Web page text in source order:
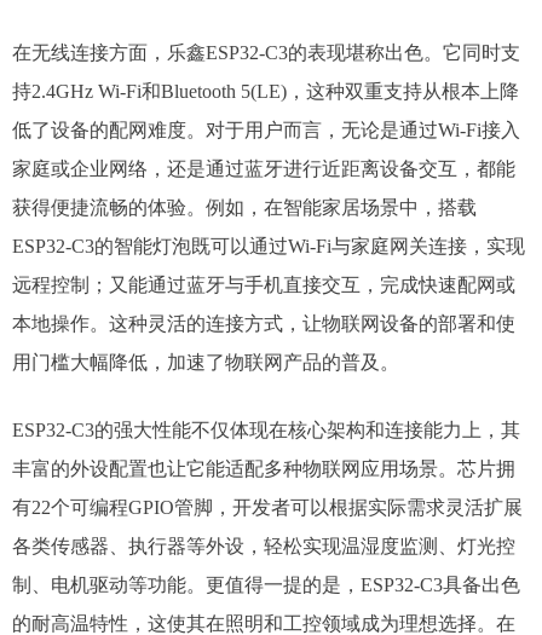
在无线连接方面，乐鑫ESP32-C3的表现堪称出色。它同时支
持2.4GHz Wi-Fi和Bluetooth 5(LE)，这种双重支持从根本上降
低了设备的配网难度。对于用户而言，无论是通过Wi-Fi接入
家庭或企业网络，还是通过蓝牙进行近距离设备交互，都能
获得便捷流畅的体验。例如，在智能家居场景中，搭载
ESP32-C3的智能灯泡既可以通过Wi-Fi与家庭网关连接，实现
远程控制；又能通过蓝牙与手机直接交互，完成快速配网或
本地操作。这种灵活的连接方式，让物联网设备的部署和使
用门槛大幅降低，加速了物联网产品的普及。
ESP32-C3的强大性能不仅体现在核心架构和连接能力上，其
丰富的外设配置也让它能适配多种物联网应用场景。芯片拥
有22个可编程GPIO管脚，开发者可以根据实际需求灵活扩展
各类传感器、执行器等外设，轻松实现温湿度监测、灯光控
制、电机驱动等功能。更值得一提的是，ESP32-C3具备出色
的耐高温特性，这使其在照明和工控领域成为理想选择。在